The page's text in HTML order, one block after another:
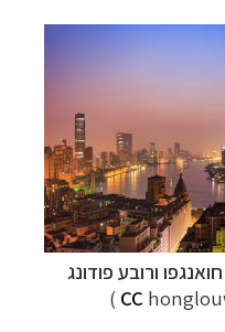
ורובע פודונג
CC